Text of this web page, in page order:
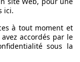
ici.
à tout moment et
accordés par le
sous la